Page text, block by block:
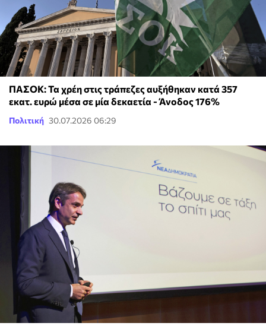
ΠΑΣΟΚ: Τα χρέη στις τράπεζες αυξήθηκαν κατά 357
εκατ. ευρώ μέσα σε μία δεκαετία - Άνοδος 176%
Πολιτική 30.07.2026 06:29